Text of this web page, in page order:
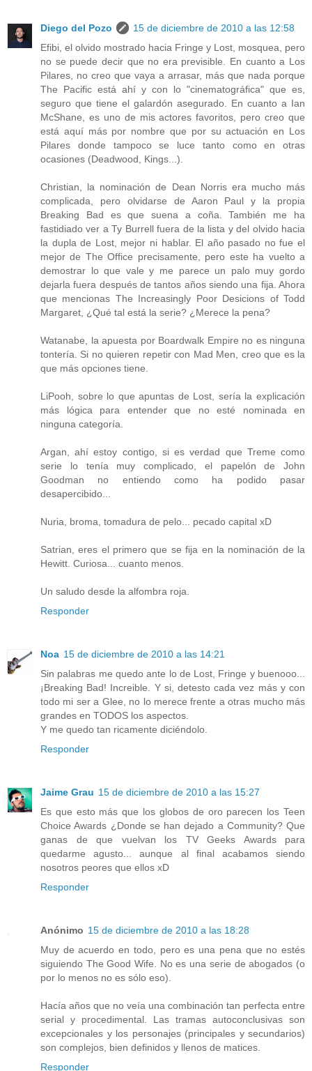
Diego del Pozo
15 de diciembre de 2010 a las 12:58
Efibi, el olvido mostrado hacia Fringe y Lost, mosquea, pero
no se puede decir que no era previsible. En cuanto a Los
Pilares, no creo que vaya a arrasar, más que nada porque
The Pacific está ahí y con lo "cinematográfica" que es,
seguro que tiene el galardón asegurado. En cuanto a Ian
McShane, es uno de mis actores favoritos, pero creo que
está aquí más por nombre que por su actuación en Los
Pilares donde tampoco se luce tanto como en otras
ocasiones (Deadwood, Kings...).
Christian, la nominación de Dean Norris era mucho más
complicada, pero olvidarse de Aaron Paul y la propia
Breaking Bad es que suena a coña. También me ha
fastidiado ver a Ty Burrell fuera de la lista y del olvido hacia
la dupla de Lost, mejor ni hablar. El año pasado no fue el
mejor de The Office precisamente, pero este ha vuelto a
demostrar lo que vale y me parece un palo muy gordo
dejarla fuera después de tantos años siendo una fija. Ahora
que mencionas The Increasingly Poor Desicions of Todd
Margaret, ¿Qué tal está la serie? ¿Merece la pena?
Watanabe, la apuesta por Boardwalk Empire no es ninguna
tontería. Si no quieren repetir con Mad Men, creo que es la
que más opciones tiene.
LiPooh, sobre lo que apuntas de Lost, sería la explicación
más lógica para entender que no esté nominada en
ninguna categoría.
Argan, ahí estoy contigo, si es verdad que Treme como
serie lo tenía muy complicado, el papelón de John
Goodman no entiendo como ha podido pasar
desapercibido...
Nuria, broma, tomadura de pelo... pecado capital xD
Satrian, eres el primero que se fija en la nominación de la
Hewitt. Curiosa... cuanto menos.
Un saludo desde la alfombra roja.
Responder
Noa 15 de diciembre de 2010 a las 14:21
Sin palabras me quedo ante lo de Lost, Fringe y buenooo...
¡Breaking Bad! Increible. Y si, detesto cada vez más y con
todo mi ser a Glee, no lo merece frente a otras mucho más
grandes en TODOS los aspectos.
Y me quedo tan ricamente diciéndolo.
Responder
Jaime Grau 15 de diciembre de 2010 a las 15:27
Es que esto más que los globos de oro parecen los Teen
Choice Awards ¿Donde se han dejado a Community? Que
ganas de que vuelvan los TV Geeks Awards para
quedarme agusto... aunque al final acabamos siendo
nosotros peores que ellos xD
Responder
Anónimo 15 de diciembre de 2010 a las 18:28
Muy de acuerdo en todo, pero es una pena que no estés
siguiendo The Good Wife. No es una serie de abogados (o
por lo menos no es sólo eso).
Hacía años que no veía una combinación tan perfecta entre
serial y procedimental. Las tramas autoconclusivas son
excepcionales y los personajes (principales y secundarios)
son complejos, bien definidos y llenos de matices.
Responder